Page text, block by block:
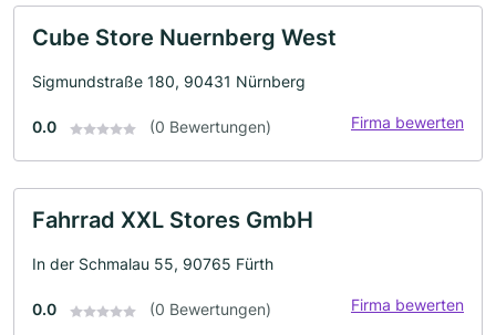
Cube Store Nuernberg West
Sigmundstraße 180, 90431 Nürnberg
0.0 (0 Bewertungen) Firma bewerten
Fahrrad XXL Stores GmbH
In der Schmalau 55, 90765 Fürth
0.0 (0 Bewertungen) Firma bewerten